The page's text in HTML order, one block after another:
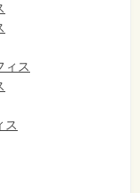
ィス
ス